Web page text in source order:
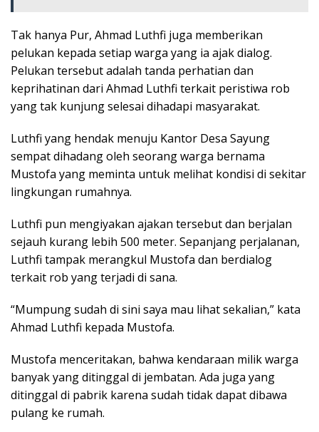
Tak hanya Pur, Ahmad Luthfi juga memberikan
pelukan kepada setiap warga yang ia ajak dialog.
Pelukan tersebut adalah tanda perhatian dan
keprihatinan dari Ahmad Luthfi terkait peristiwa rob
yang tak kunjung selesai dihadapi masyarakat.
Luthfi yang hendak menuju Kantor Desa Sayung
sempat dihadang oleh seorang warga bernama
Mustofa yang meminta untuk melihat kondisi di sekitar
lingkungan rumahnya.
Luthfi pun mengiyakan ajakan tersebut dan berjalan
sejauh kurang lebih 500 meter. Sepanjang perjalanan,
Luthfi tampak merangkul Mustofa dan berdialog
terkait rob yang terjadi di sana.
“Mumpung sudah di sini saya mau lihat sekalian,” kata
Ahmad Luthfi kepada Mustofa.
Mustofa menceritakan, bahwa kendaraan milik warga
banyak yang ditinggal di jembatan. Ada juga yang
ditinggal di pabrik karena sudah tidak dapat dibawa
pulang ke rumah.